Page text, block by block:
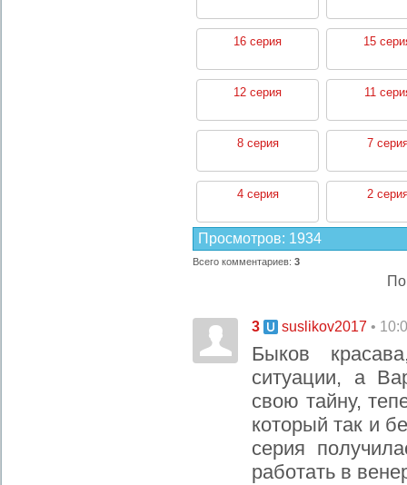
16 серия 15
12 серия 11
8 серия 7
4 серия 2
Просмотров: 1934
Всего комментариев: 3
3 suslikov2017 •
Быков
ситуации, а
свою тайну,
который так и
серия
работать в